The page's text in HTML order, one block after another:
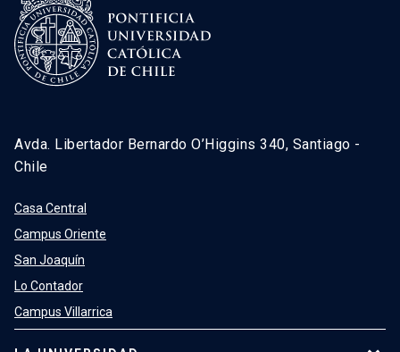
Avda. Libertador Bernardo O’Higgins 340, Santiago -
Chile
Casa Central
Campus Oriente
San Joaquín
Lo Contador
Campus Villarrica